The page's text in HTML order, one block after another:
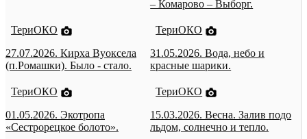
– Комарово – Выборг.
ТериОКО
27.07.2026. Кирха Вуоксела
(п.Ромашки). Было - стало.
ТериОКО
31.05.2026. Вода, небо и
красные шарики.
ТериОКО
01.05.2026. Экотропа
«Сестрорецкое болото».
ТериОКО
15.03.2026. Весна. Залив подо
льдом, солнечно и тепло.